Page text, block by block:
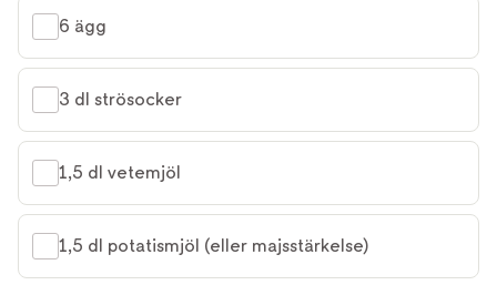
6 ägg
3 dl strösocker
1,5 dl vetemjöl
1,5 dl potatismjöl (eller majsstärkelse)